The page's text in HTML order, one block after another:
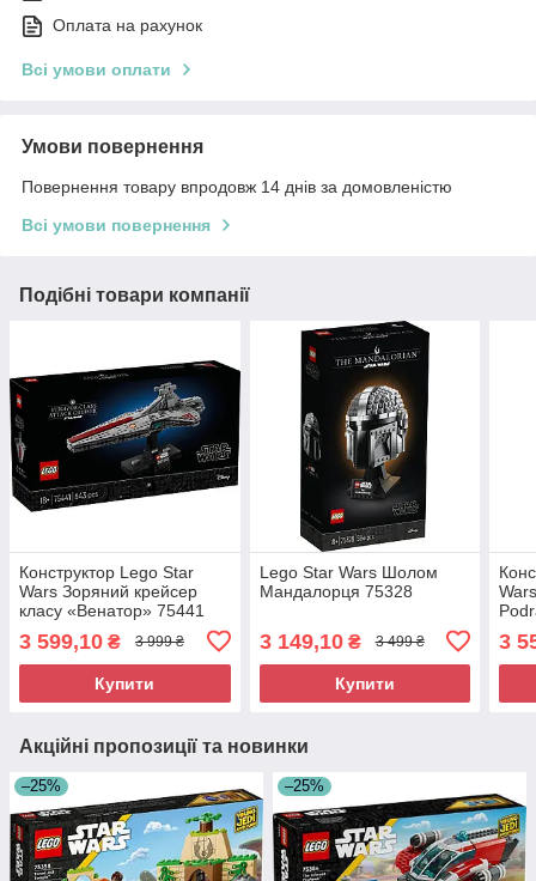
Оплата на рахунок
Всі умови оплати
Умови повернення
Повернення товару впродовж 14 днів за домовленістю
Всі умови повернення
Подібні товари компанії
Конструктор Lego Star
Wars Зоряний крейсер
класу «Венатор» 75441
3 599,10 ₴ 3 999 ₴
Купити
Lego Star Wars Шолом
Мандалорця 75328
3 149,10₴ 3 499 ₴
Купити
3
Акційні пропозиції та новинки
–25% –25%